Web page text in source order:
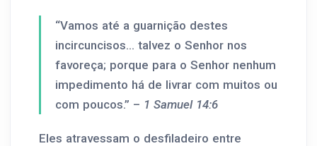
“Vamos até a guarnição destes
incircuncisos... talvez o Senhor nos
favoreça; porque para o Senhor nenhum
impedimento há de livrar com muitos ou
com poucos.” – 1 Samuel 14:6
Eles atravessam o desfiladeiro entre